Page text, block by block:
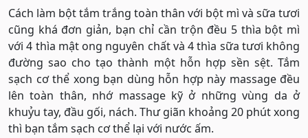
Cách làm bột tắm trắng toàn thân với bột mì và sữa tươi
cũng khá đơn giản, bạn chỉ cần trộn đều 5 thìa bột mì
với 4 thìa mật ong nguyên chất và 4 thìa sữa tươi không
đường sao cho tạo thành một hỗn hợp sền sệt. Tắm
sạch cơ thể xong bạn dùng hỗn hợp này massage đều
lên toàn thân, nhớ massage kỹ ở những vùng da ở
khuỷu tay, đầu gối, nách. Thư giãn khoảng 20 phút xong
thì bạn tắm sạch cơ thể lại với nước ấm.